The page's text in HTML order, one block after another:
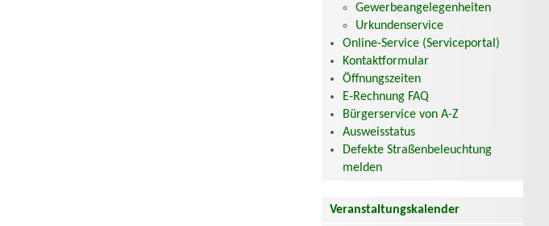
Gewerbeangelegenheiten
Urkundenservice
Online-Service (Serviceportal)
Kontaktformular
Öffnungszeiten
E-Rechnung FAQ
Bürgerservice von A-Z
Ausweisstatus
Defekte Straßenbeleuchtung
melden
Veranstaltungskalender